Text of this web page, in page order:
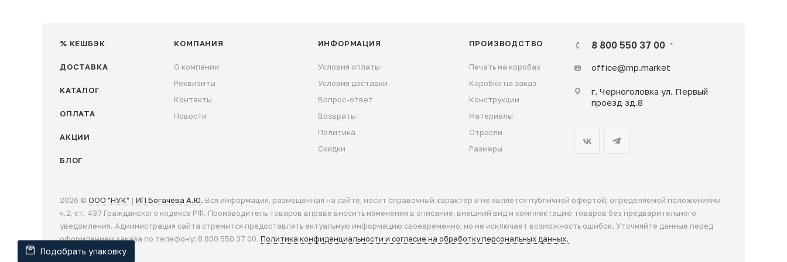
Работая напрямую с производителем, вы получаете возможность заказать гофрокороба, полностью соответствующие требованиям
вашего бизнеса. Мы обеспечиваем высокое качество материалов, точность изготовления и оперативные сроки выполнения заказов.
% КЕШБЭК
ДОСТАВКА
КАТАЛОГ
ОПЛАТА
АКЦИИ
БЛОГ
КОМПАНИЯ
О компании
Реквизиты
Контакты
Новости
ИНФОРМАЦИЯ
Условия оплаты
Условия доставки
Вопрос-ответ
Возвраты
Политика
Скидки
ПРОИЗВОДСТВО
Печать на коробах
Коробки на заказ
Конструкции
Материалы
Отрасли
Размеры
8 800 550 37 00
office@mp.market
г. Черноголовка ул. Первый
проезд зд.8
2026 © ООО "НУК" | ИП Богачева А.Ю. Вся информация, размещенная на сайте, носит справочный характер и не является публичной офертой, определяемой положениями
ч.2, ст. 437 Гражданского кодекса РФ. Производитель товаров вправе вносить изменения в описание, внешний вид и комплектацию товаров без предварительного
уведомления. Администрация сайта стремится предоставлять актуальную информацию своевременно, но не исключает возможность ошибок. Уточняйте данные перед
оформлением заказа по телефону: 8 800 550 37 00. Политика конфиденциальности и согласие на обработку персональных данных.
Подобрать упаковку